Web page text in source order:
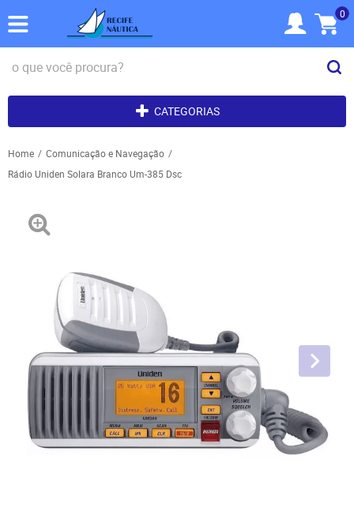
0
CATEGORIAS
Home
Comunicação e Navegação
Rádio Uniden Solara Branco Um-385 Dsc